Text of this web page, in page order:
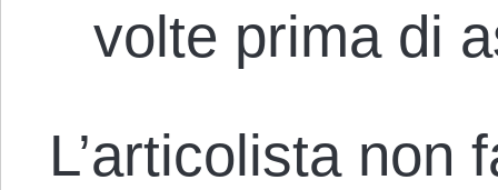
volte prima di
L’articolista non